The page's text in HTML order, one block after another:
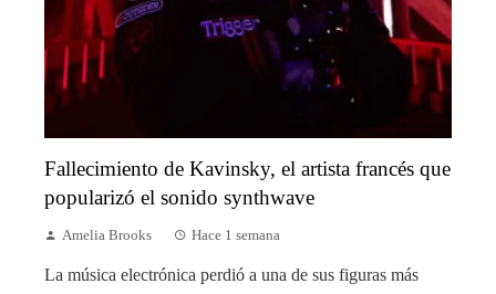
Fallecimiento de Kavinsky, el artista francés que
popularizó el sonido synthwave
Amelia Brooks Hace 1 semana
La música electrónica perdió a una de sus figuras más